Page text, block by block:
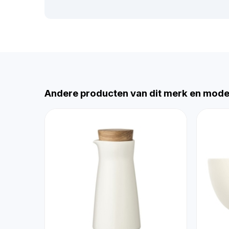
Andere producten van dit merk en